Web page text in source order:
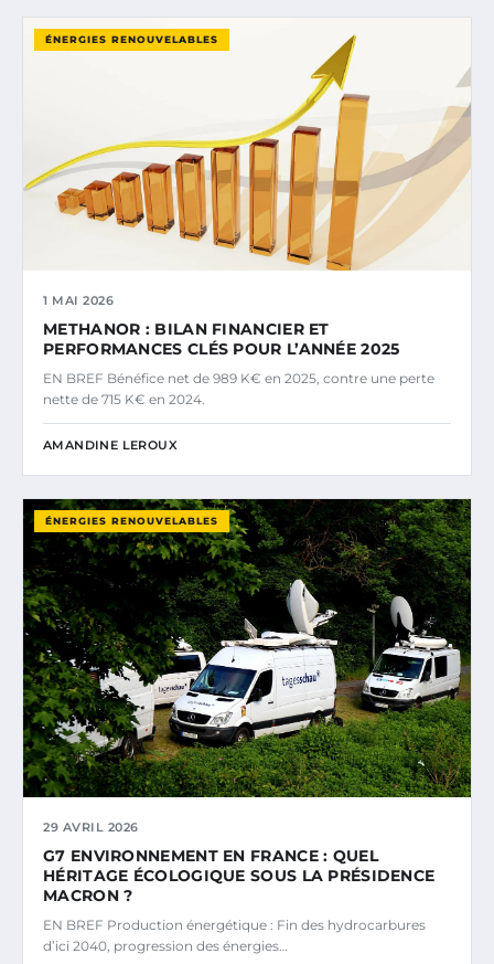
ÉNERGIES RENOUVELABLES
1 MAI 2026
METHANOR : BILAN FINANCIER ET
PERFORMANCES CLÉS POUR L’ANNÉE 2025
EN BREF Bénéfice net de 989 K€ en 2025, contre une perte
nette de 715 K€ en 2024.
AMANDINE LEROUX
ÉNERGIES RENOUVELABLES
29 AVRIL 2026
G7 ENVIRONNEMENT EN FRANCE : QUEL
HÉRITAGE ÉCOLOGIQUE SOUS LA PRÉSIDENCE
MACRON ?
EN BREF Production énergétique : Fin des hydrocarbures
d’ici 2040, progression des énergies…